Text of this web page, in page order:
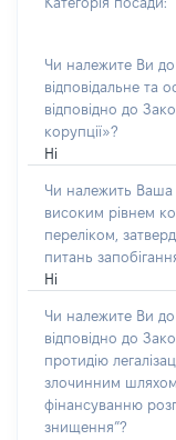
Чи належите Ви до
відповідальне та
відповідно до
корупції»?
Ні
Чи належить Ваша
високим рівнем
переліком,
питань
Ні
Чи належите Ви до
відповідно до
протидію
злочинним
фінансуванню
знищення”?